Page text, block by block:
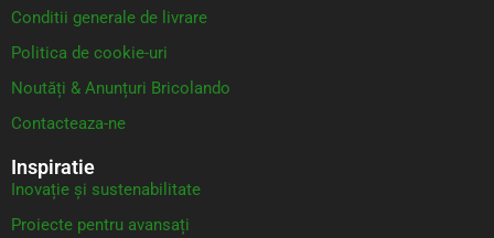
Conditii generale de livrare
Politica de cookie-uri
Noutăți & Anunțuri Bricolando
Contacteaza-ne
Inspiratie
Inovație și sustenabilitate
Proiecte pentru avansați